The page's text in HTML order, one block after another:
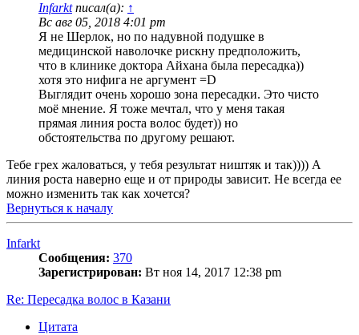
Infarktписал(а): ↑
Вс авг 05, 2018 4:01 pm
Я не Шерлок, но по надувной подушке в
медицинской наволочке рискну предположить,
что в клинике доктора Айхана была пересадка))
хотя это нифига не аргумент =D
Выглядит очень хорошо зона пересадки. Это чисто
моё мнение. Я тоже мечтал, что у меня такая
прямая линия роста волос будет)) но
обстоятельства по другому решают.
Тебе грех жаловаться, у тебя результат ништяк и так)))) А
линия роста наверно еще и от природы зависит. Не всегда ее
можно изменить так как хочется?
Вернуться к началу
Infarkt
Сообщения: 370
Зарегистрирован: Вт ноя 14, 2017 12:38 pm
Re: Пересадка волос в Казани
Цитата